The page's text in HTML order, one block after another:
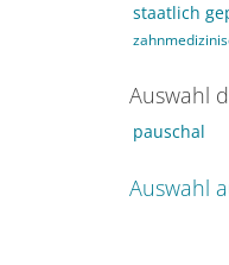
staatlich
Auswahl
pauschal
Auswahl